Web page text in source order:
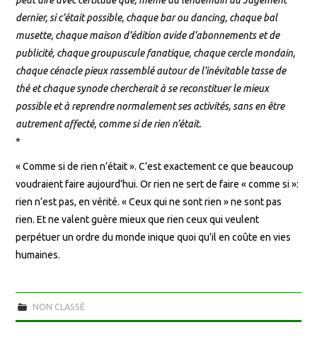
dernier, si c’était possible, chaque bar ou dancing, chaque bal
musette, chaque maison d’édition avide d’abonnements et de
publicité, chaque groupuscule fanatique, chaque cercle mondain,
chaque cénacle pieux rassemblé autour de l’inévitable tasse de
thé et chaque synode chercherait à se reconstituer le mieux
possible et à reprendre normalement ses activités, sans en être
autrement affecté, comme si de rien n’était.
*
« Comme si de rien n’était ». C’est exactement ce que beaucoup
voudraient faire aujourd’hui. Or rien ne sert de faire « comme si »:
rien n’est pas, en vérité. « Ceux qui ne sont rien » ne sont pas
rien. Et ne valent guère mieux que rien ceux qui veulent
perpétuer un ordre du monde inique quoi qu’il en coûte en vies
humaines.
NON CLASSÉ